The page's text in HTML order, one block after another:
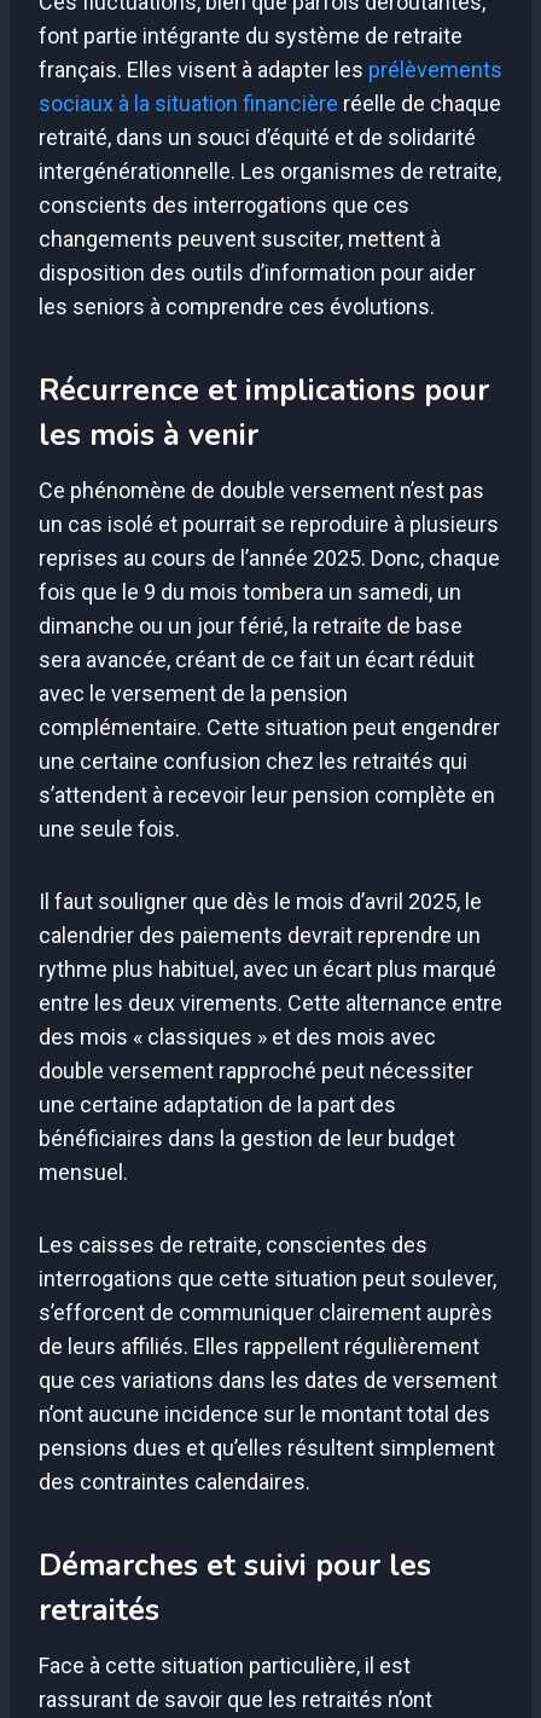
font partie intégrante du système de retraite
français. Elles visent à adapter les prélèvements
sociaux à la situation financière réelle de chaque
retraité, dans un souci d’équité et de solidarité
intergénérationnelle. Les organismes de retraite,
conscients des interrogations que ces
changements peuvent susciter, mettent à
disposition des outils d’information pour aider
les seniors à comprendre ces évolutions.
Récurrence et implications pour
les mois à venir
Ce phénomène de double versement n’est pas
un cas isolé et pourrait se reproduire à plusieurs
reprises au cours de l’année 2025. Donc, chaque
fois que le 9 du mois tombera un samedi, un
dimanche ou un jour férié, la retraite de base
sera avancée, créant de ce fait un écart réduit
avec le versement de la pension
complémentaire. Cette situation peut engendrer
une certaine confusion chez les retraités qui
s’attendent à recevoir leur pension complète en
une seule fois.
Il faut souligner que dès le mois d’avril 2025, le
calendrier des paiements devrait reprendre un
rythme plus habituel, avec un écart plus marqué
entre les deux virements. Cette alternance entre
des mois « classiques » et des mois avec
double versement rapproché peut nécessiter
une certaine adaptation de la part des
bénéficiaires dans la gestion de leur budget
mensuel.
Les caisses de retraite, conscientes des
interrogations que cette situation peut soulever,
s’efforcent de communiquer clairement auprès
de leurs affiliés. Elles rappellent régulièrement
que ces variations dans les dates de versement
n’ont aucune incidence sur le montant total des
pensions dues et qu’elles résultent simplement
des contraintes calendaires.
Démarches et suivi pour les
retraités
Face à cette situation particulière, il est
rassurant de savoir que les retraités n’ont